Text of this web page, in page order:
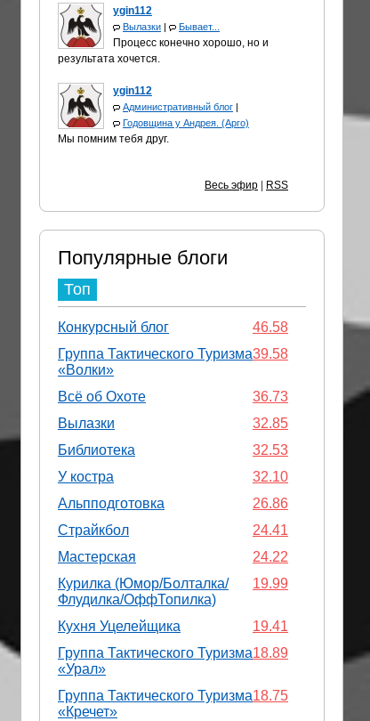
ygin112
Вылазки | Бывает...
Процесс конечно хорошо, но и
результата хочется.
ygin112
Административный блог |
Годовщина у Андрея. (Арго)
Мы помним тебя друг.
Весь эфир RSS
Популярные блоги
Топ
46.58
Конкурсный блог
39.58
Группа Тактического Туризма
«Волки»
36.73
Всё об Охоте
32.85
Вылазки
32.53
Библиотека
32.10
У костра
26.86
Альпподготовка
24.41
Страйкбол
24.22
Мастерская
19.99
Курилка (Юмор/Болталка/
Флудилка/ОффТопилка)
19.41
Кухня Уцелейщика
18.89
Группа Тактического Туризма
«Урал»
18.75
Группа Тактического Туризма
«Кречет»